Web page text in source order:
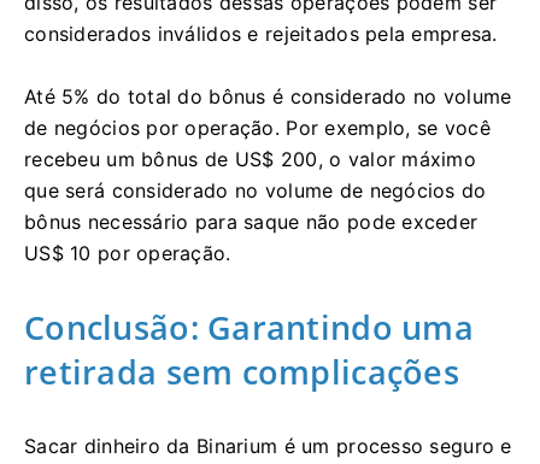
considerados inválidos e rejeitados pela empresa.
Até 5% do total do bônus é considerado no volume
de negócios por operação. Por exemplo, se você
recebeu um bônus de US$ 200, o valor máximo
que será considerado no volume de negócios do
bônus necessário para saque não pode exceder
US$ 10 por operação.
Conclusão: Garantindo uma
retirada sem complicações
Sacar dinheiro da Binarium é um processo seguro e